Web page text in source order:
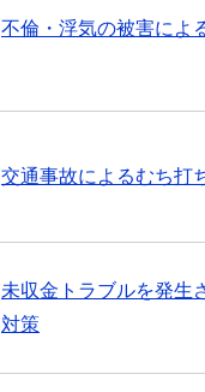
不倫・浮気の被害によ
交通事故によるむち打
未収金トラブルを発生
対策